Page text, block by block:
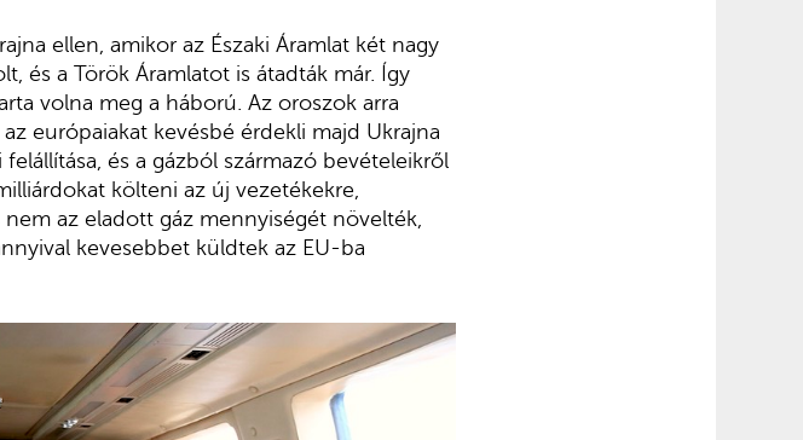
ellen, amikor az Északi Áramlat két nagy
és a Török Áramlatot is átadták már. Így
volna meg a háború. Az oroszok arra
európaiakat kevésbé érdekli majd Ukrajna
és a gázból származó bevételeikről
költeni az új vezetékekre,
az eladott gáz mennyiségét növelték,
kevesebbet küldtek az EU-ba